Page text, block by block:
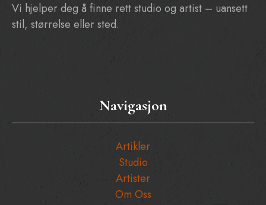
Vi hjelper deg å finne rett studio og artist – uansett
stil, størrelse eller sted.
Navigasjon
Artikler
Studio
Artister
Om Oss